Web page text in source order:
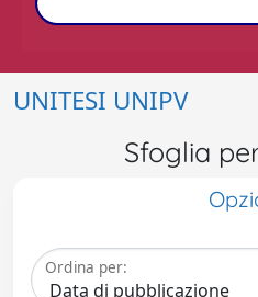
UNITESI UNIPV
Sfoglia
Ordina per: